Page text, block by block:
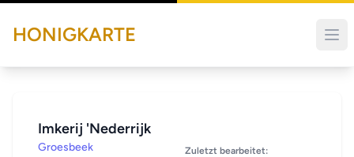
HONIGKARTE
Imkerij 'Nederrijk
Groesbeek
Zuletzt bearbeitet: